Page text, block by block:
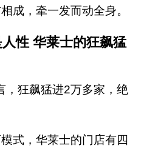
成，牵一发而动全身。
性 华莱士的狂飙猛
，狂飙猛进2万多家，绝
式，华莱士的门店有四